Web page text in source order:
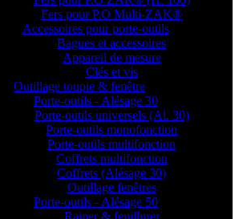
Fers pour P.O Multi-ZAK®
Accessoires pour porte-outils
Bagues et accessoires
Appareil de mesure
Clés et vis
Outillage toupie & fenêtre
Porte-outils - Alésage 30
Porte-outils universels (Al. 30)
Porte-outils monofonction
Porte-outils multifonction
Coffrets multifonction
Coffrets (Alésage 30)
Outillage fenêtres
Porte-outils - Alésage 50
Rainer & feuillurer